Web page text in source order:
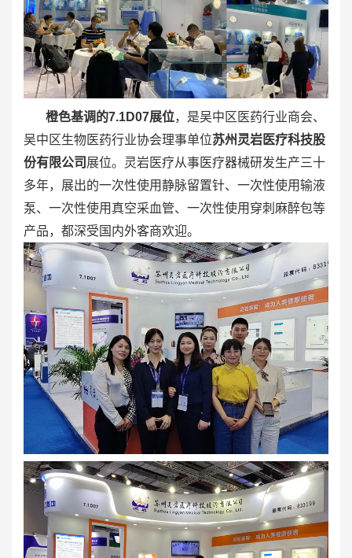
橙色基调的7.1D07展位，是吴中区医药行业商会、
吴中区生物医药行业协会理事单位苏州灵岩医疗科技股
份有限公司 展位。灵岩医疗从事医疗器械研发生产三十
多年，展出的一次性使用静脉留置针、一次性使用输液
泵、一次性使用真空采血管、一次性使用穿刺麻醉包等
产品，都深受国内外客商欢迎。